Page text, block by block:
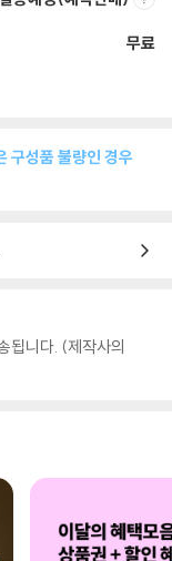
무료
구성품 불량인 경우
됩니다. (제작사의